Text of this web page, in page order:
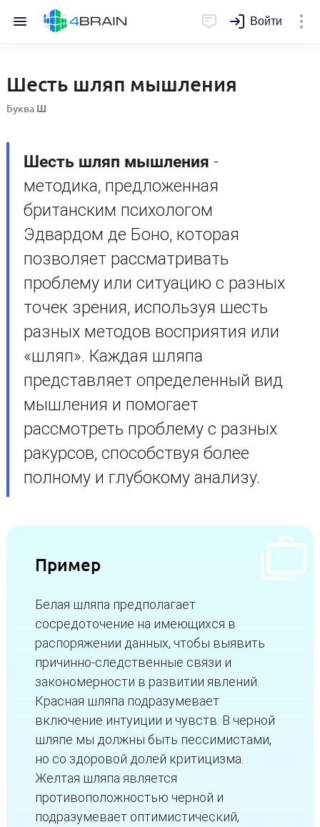
Войти
Шесть шляп мышления
Буква Ш
Шесть шляп мышления -
методика, предложенная
британским психологом
Эдвардом де Боно, которая
позволяет рассматривать
проблему или ситуацию с разных
точек зрения, используя шесть
разных методов восприятия или
«шляп». Каждая шляпа
представляет определенный вид
мышления и помогает
рассмотреть проблему с разных
ракурсов, способствуя более
полному и глубокому анализу.
Пример
Белая шляпа предполагает
сосредоточение на имеющихся в
распоряжении данных, чтобы выявить
причинно-следственные связи и
закономерности в развитии явлений.
Красная шляпа подразумевает
включение интуиции и чувств. В черной
шляпе мы должны быть пессимистами,
но со здоровой долей критицизма.
Желтая шляпа является
противоположностью черной и
подразумевает оптимистический,